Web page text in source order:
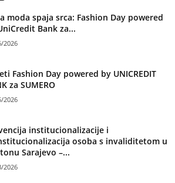
moda spaja srca: Fashion Day powered
Bank za...
2026
Fashion Day powered by UNICREDIT
za SUMERO
2026
institucionalizacije i
osoba s invaliditetom u
Sarajevo –...
2026